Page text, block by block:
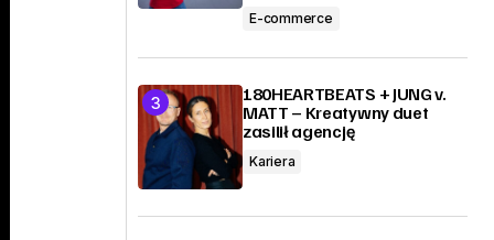
E-commerce
180HEARTBEATS + JUNG v.
MATT – Kreatywny duet
zasilił agencję
Kariera